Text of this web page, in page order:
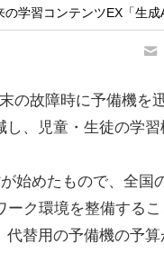
の故障時に予備機を
、児童・生徒の学
始めたもので、全国
ク環境を整備する
替用の予備機の予算